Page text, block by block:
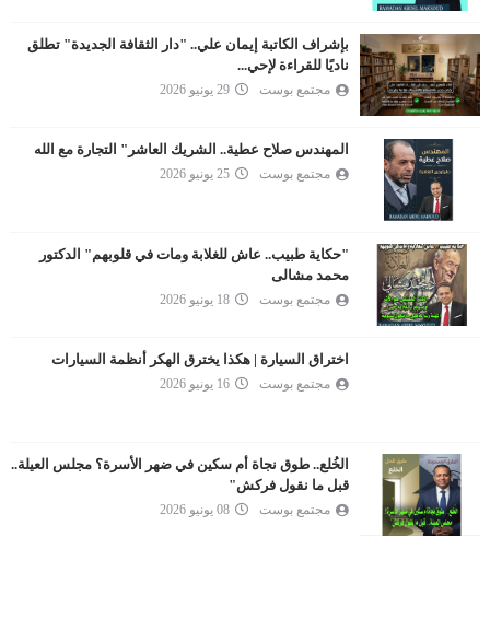
بإشراف الكاتبة إيمان علي.. "دار الثقافة الجديدة" تطلق
ناديًا للقراءة لإحي...
مجتمع بوست 29 يونيو 2026
المهندس صلاح عطية.. الشريك العاشر" التجارة مع الله
مجتمع بوست 25 يونيو 2026
"حكاية طبيب.. عاش للغلابة ومات في قلوبهم" الدكتور
محمد مشالى
مجتمع بوست 18 يونيو 2026
اختراق السيارة | هكذا يخترق الهكر أنظمة السيارات
مجتمع بوست 16 يونيو 2026
الخُلع.. طوق نجاة أم سكين في ضهر الأسرة؟ مجلس العيلة..
قبل ما نقول فركش"
مجتمع بوست 08 يونيو 2026